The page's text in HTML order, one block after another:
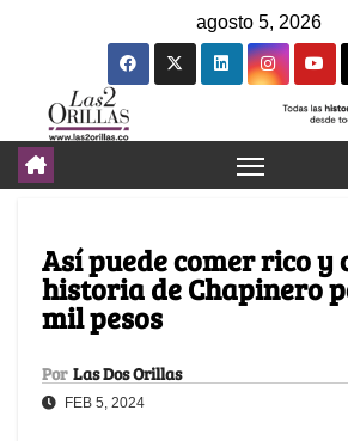
agosto 5, 2026
Así puede comer rico y
historia de Chapinero
mil pesos
Por Las Dos Orillas
FEB 5, 2024